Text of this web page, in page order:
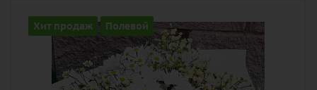
Хит продаж Полевой
Цвет
белый
танацетум (полевая ромашка),